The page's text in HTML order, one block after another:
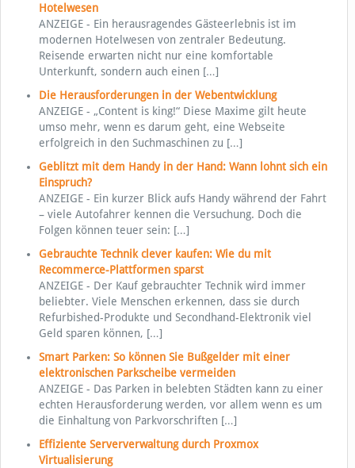
Hotelwesen
ANZEIGE - Ein herausragendes Gästeerlebnis ist im
modernen Hotelwesen von zentraler Bedeutung.
Reisende erwarten nicht nur eine komfortable
Unterkunft, sondern auch einen […]
Die Herausforderungen in der Webentwicklung
ANZEIGE - „Content is king!“ Diese Maxime gilt heute
umso mehr, wenn es darum geht, eine Webseite
erfolgreich in den Suchmaschinen zu […]
Geblitzt mit dem Handy in der Hand: Wann lohnt sich ein
Einspruch?
ANZEIGE - Ein kurzer Blick aufs Handy während der Fahrt
– viele Autofahrer kennen die Versuchung. Doch die
Folgen können teuer sein: […]
Gebrauchte Technik clever kaufen: Wie du mit
Recommerce-Plattformen sparst
ANZEIGE - Der Kauf gebrauchter Technik wird immer
beliebter. Viele Menschen erkennen, dass sie durch
Refurbished-Produkte und Secondhand-Elektronik viel
Geld sparen können, […]
Smart Parken: So können Sie Bußgelder mit einer
elektronischen Parkscheibe vermeiden
ANZEIGE - Das Parken in belebten Städten kann zu einer
echten Herausforderung werden, vor allem wenn es um
die Einhaltung von Parkvorschriften […]
Effiziente Serververwaltung durch Proxmox
Virtualisierung